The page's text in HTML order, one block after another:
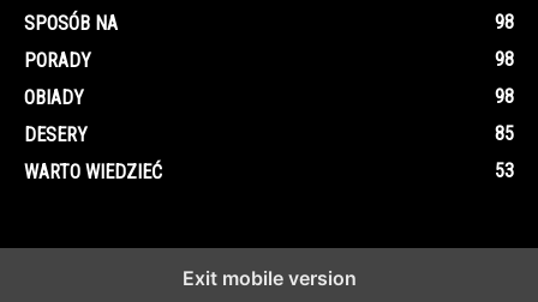
SPOSÓB NA
98
PORADY
98
OBIADY
98
DESERY
85
WARTO WIEDZIEĆ
53
Exit mobile version